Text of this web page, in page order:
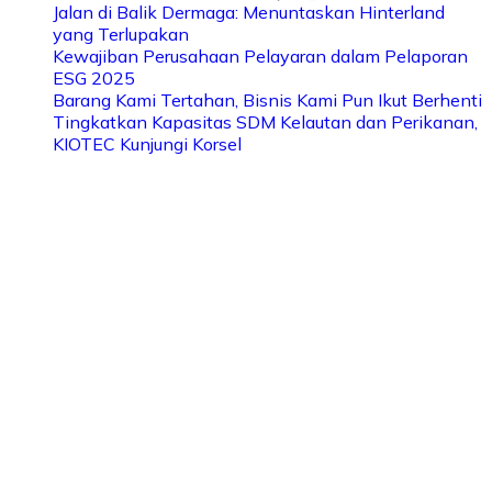
Jalan di Balik Dermaga: Menuntaskan Hinterland
yang Terlupakan
Kewajiban Perusahaan Pelayaran dalam Pelaporan
ESG 2025
Barang Kami Tertahan, Bisnis Kami Pun Ikut Berhenti
Tingkatkan Kapasitas SDM Kelautan dan Perikanan,
KIOTEC Kunjungi Korsel